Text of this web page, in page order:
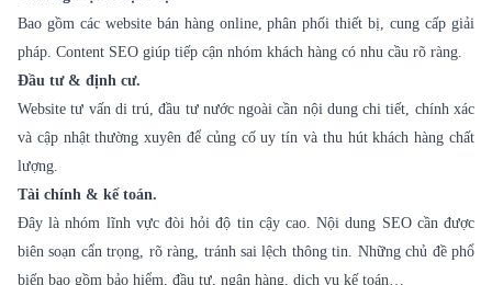
Bao gồm các website bán hàng online, phân phối thiết bị, cung cấp giải
pháp. Content SEO giúp tiếp cận nhóm khách hàng có nhu cầu rõ ràng.
Đầu tư & định cư.
Website tư vấn di trú, đầu tư nước ngoài cần nội dung chi tiết, chính xác
và cập nhật thường xuyên để củng cố uy tín và thu hút khách hàng chất
lượng.
Tài chính & kế toán.
Đây là nhóm lĩnh vực đòi hỏi độ tin cậy cao. Nội dung SEO cần được
biên soạn cẩn trọng, rõ ràng, tránh sai lệch thông tin. Những chủ đề phổ
biến bao gồm bảo hiểm, đầu tư, ngân hàng, dịch vụ kế toán…